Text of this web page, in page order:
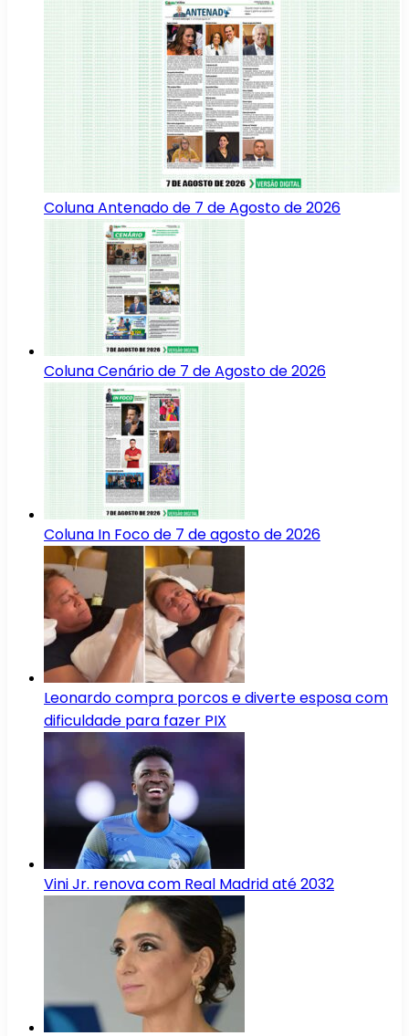
Coluna Antenado de 7 de Agosto de 2026
Coluna Cenário de 7 de Agosto de 2026
Coluna In Foco de 7 de agosto de 2026
Leonardo compra porcos e diverte esposa com
dificuldade para fazer PIX
Vini Jr. renova com Real Madrid até 2032